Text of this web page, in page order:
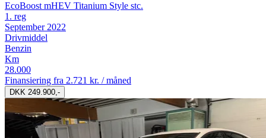
EcoBoost mHEV Titanium Style stc.
1. reg
September 2022
Drivmiddel
Benzin
Km
28.000
Finansiering fra 2.721 kr. / måned
DKK 249.900,-